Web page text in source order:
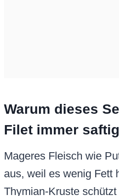
Warum dieses
Filet immer
Mageres Fleisch wie
aus, weil es wenig Fett
Thymian-Kruste